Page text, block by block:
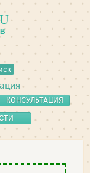
КОНСУЛЬТАЦИЯ